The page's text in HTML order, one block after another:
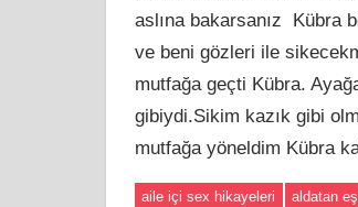
aslına bakarsanız Kübra
ve beni gözleri ile
mutfağa geçti Kübra.
gibiydi.Sikim kazık gibi
mutfağa yöneldim Kübra
aile içi sex hikayeleri aldatan